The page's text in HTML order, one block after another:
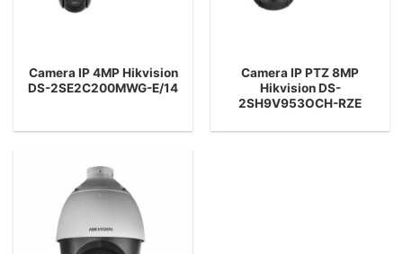
Camera IP 4MP Hikvision
DS-2SE2C200MWG-E/14
Camera IP PTZ 8MP
Hikvision DS-
2SH9V953OCH-RZE